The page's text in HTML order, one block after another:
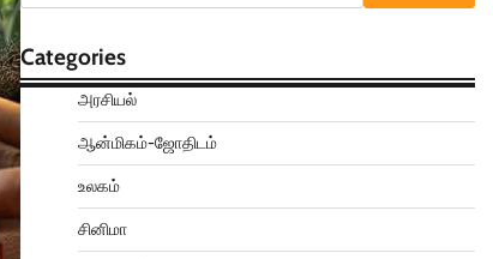
Categories
அரசியல்
ஆன்மிகம்-ஜோதிடம்
உலகம்
சினிமா